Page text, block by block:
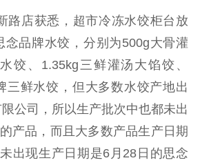
店获悉，超市冷冻水饺柜台放
念品牌水饺，分别为500g大骨灌
饺、1.35kg三鲜灌汤大馅饺、
三鲜水饺，但大多数水饺产地出
公司，所以生产批次中也都未出
产品，而且大多数产品生产日期
出现生产日期是6月28日的思念